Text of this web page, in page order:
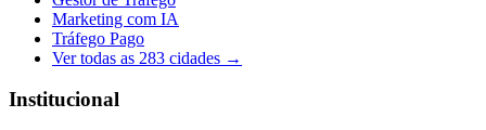
Marketing com IA
Tráfego Pago
Ver todas as 283 cidades →
Institucional